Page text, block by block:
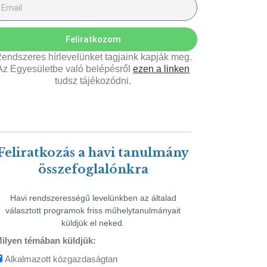
Feliratkozom
hírlevelünket tagjaink kapják meg.
Egyesületbe való belépésről ezen a linken
tudsz tájékozódni.
a havi tanulmány
összefoglalónkra
Havi rendszerességű levelünkben az általad
választott programok friss műhelytanulmányait
küldjük el neked.
témában küldjük:
Alkalmazott közgazdaságtan